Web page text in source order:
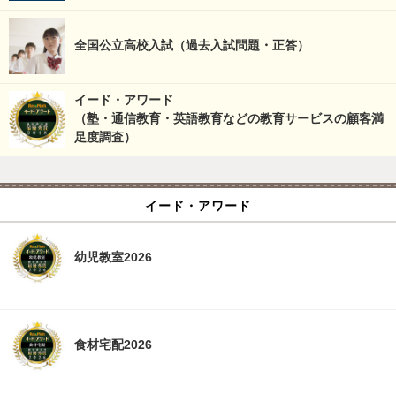
全国公立高校入試（過去入試問題・正答）
イード・アワード
（塾・通信教育・英語教育などの教育サービスの顧客満
足度調査）
イード・アワード
幼児教室2026
食材宅配2026